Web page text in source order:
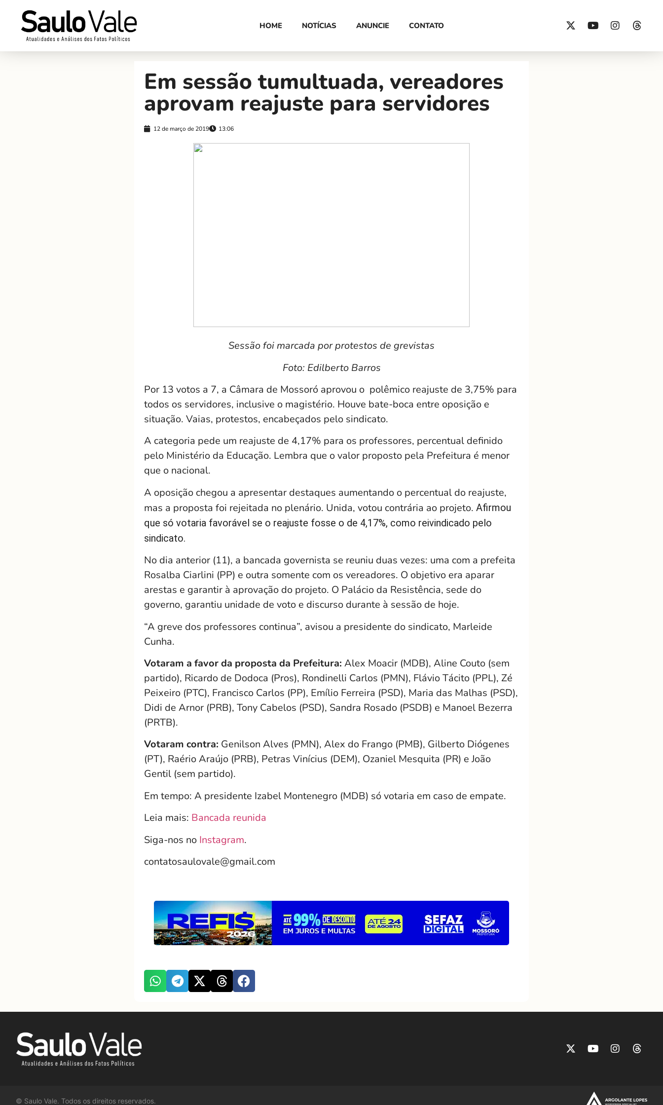
HOME NOTÍCIAS ANUNCIE CONTATO
Em sessão tumultuada, vereadores
aprovam reajuste para servidores
12 de março de 2019 13:06
Sessão foi marcada por protestos de grevistas
Foto: Edilberto Barros
Por 13 votos a 7, a Câmara de Mossoró aprovou o polêmico reajuste de 3,75% para
todos os servidores, inclusive o magistério. Houve bate-boca entre oposição e
situação. Vaias, protestos, encabeçados pelo sindicato.
A categoria pede um reajuste de 4,17% para os professores, percentual definido
pelo Ministério da Educação. Lembra que o valor proposto pela Prefeitura é menor
que o nacional.
A oposição chegou a apresentar destaques aumentando o percentual do reajuste,
mas a proposta foi rejeitada no plenário. Unida, votou contrária ao projeto. Afirmou
que só votaria favorável se o reajuste fosse o de 4,17%, como reivindicado pelo
sindicato.
No dia anterior (11), a bancada governista se reuniu duas vezes: uma com a prefeita
Rosalba Ciarlini (PP) e outra somente com os vereadores. O objetivo era aparar
arestas e garantir à aprovação do projeto. O Palácio da Resistência, sede do
governo, garantiu unidade de voto e discurso durante à sessão de hoje.
“A greve dos professores continua”, avisou a presidente do sindicato, Marleide
Cunha.
Votaram a favor da proposta da Prefeitura: Alex Moacir (MDB), Aline Couto (sem
partido), Ricardo de Dodoca (Pros), Rondinelli Carlos (PMN), Flávio Tácito (PPL), Zé
Peixeiro (PTC), Francisco Carlos (PP), Emílio Ferreira (PSD), Maria das Malhas (PSD),
Didi de Arnor (PRB), Tony Cabelos (PSD), Sandra Rosado (PSDB) e Manoel Bezerra
(PRTB).
Votaram contra: Genilson Alves (PMN), Alex do Frango (PMB), Gilberto Diógenes
(PT), Raério Araújo (PRB), Petras Vinícius (DEM), Ozaniel Mesquita (PR) e João
Gentil (sem partido).
Em tempo: A presidente Izabel Montenegro (MDB) só votaria em caso de empate.
Leia mais: Bancada reunida
Siga-nos no Instagram.
contatosaulovale@gmail.com
© Saulo Vale. Todos os direitos reservados.